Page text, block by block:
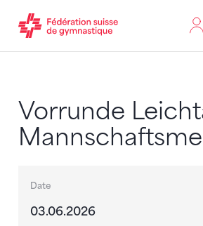
Vorrunde
Date
03.06.2026